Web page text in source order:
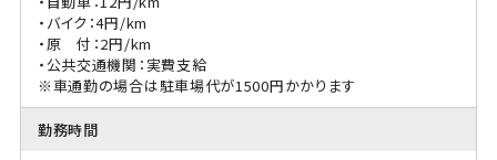
・バイク：4円/km
・原 付：2円/km
・公共交通機関：実費支給
※車通勤の場合は駐車場代が1500円かかります
勤務時間